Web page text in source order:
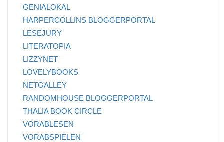
GENIALOKAL
HARPERCOLLINS BLOGGERPORTAL
LESEJURY
LITERATOPIA
LIZZYNET
LOVELYBOOKS
NETGALLEY
RANDOMHOUSE BLOGGERPORTAL
THALIA BOOK CIRCLE
VORABLESEN
VORABSPIELEN